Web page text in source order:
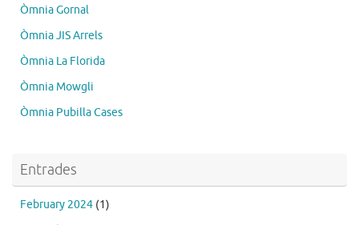
Òmnia Gornal
Òmnia JIS Arrels
Òmnia La Florida
Òmnia Mowgli
Òmnia Pubilla Cases
Entrades
February 2024 (1)